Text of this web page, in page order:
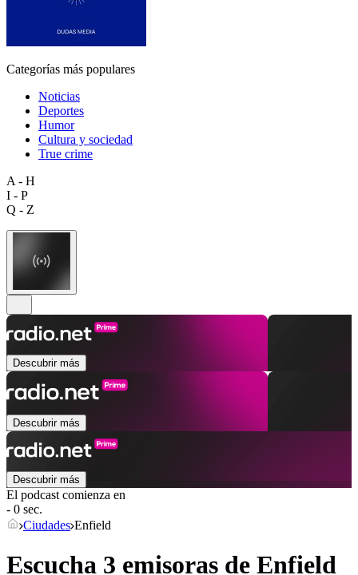
Categorías más populares
Noticias
Deportes
Humor
Cultura y sociedad
True crime
A - H
I - P
Q - Z
Descubrir más
Descubrir más
Descubrir más
El podcast comienza en
- 0 sec.
Ciudades Enfield
Escucha 3 emisoras de Enfield